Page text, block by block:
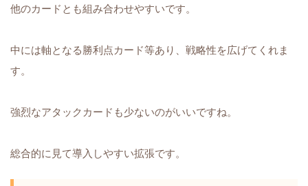
他のカードとも組み合わせやすいです。
中には軸となる勝利点カード等あり、戦略性を広げてくれま
す。
強烈なアタックカードも少ないのがいいですね。
総合的に見て導入しやすい拡張です。